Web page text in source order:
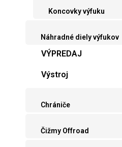
Koncovky výfuku
Náhradné diely výfukov
VÝPREDAJ
Výstroj
Chrániče
Čižmy Offroad